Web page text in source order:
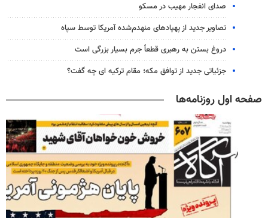
صدای انفجار مهیب در مسکو
تصاویر جدید از پهپادهای منهدم‌شده آمریکا توسط سپاه
دروغ بستن به رهبری قطعاً جرم بسیار بزرگی است
جزئیاتی جدید از توافق مکه؛ مقام ترکیه ای چه گفت؟
صفحه اول روزنامه‌ها